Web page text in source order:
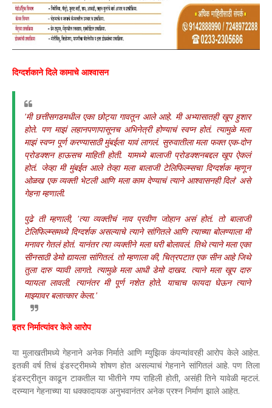
दिग्दर्शकाने दिले कामाचे आश्वासन
'मी छत्तीसगडमधील एका छोट्या गावतून आले आहे. मी अभ्यासातही खूप हुशार
होते. पण माझं लहानपणापासूनच अभिनेत्री होण्याचं स्वप्न होतं. त्यामुळे मला
माझं स्वप्न पूर्ण करण्यासाठी मुंबईला यावं लागलं. सुरुवातीला मला फक्त एक-दोन
प्रोडक्शन हाऊसच माहिती होती. यामध्ये बालाजी प्रोडक्शनबद्दल खूप ऐकलं
होतं. जेव्हा मी मुंबईत आले तेव्हा मला बालाजी टेलिफिल्म्सचा दिग्दर्शक म्हणून
ओळख एक व्यक्ती भेटली आणि मला काम देण्याचं त्याने आश्वासनही दिलं' असे
गेहना म्हणाली.
पुढे ती म्हणाली, 'त्या व्यक्तीचं नाव प्रवीण जोहान असं होतं. तो बालाजी
टेलिफिल्म्समध्ये दिग्दर्शक असल्याचे त्याने सांगितले आणि त्याच्या बोलण्याला मी
मनावर गेतलं होतं. यानंतर त्या व्यक्तीने मला घरी बोलावलं. तिथे त्याने मला एका
सीनसाठी डेमो द्यायला सांगितलं. तो म्हणाला की, चित्रपटात एक सीन आहे जिथे
तुला दारु प्यावी लागते. त्यामुळे मला आधी डेमो दाखव. त्याने मला खूप दारु
प्यायला लावली. त्यानंतर मी पूर्ण नशेत होते. याचाच फायदा घेऊन त्याने
माझ्यावर बलात्कार केला.'
इतर निर्मात्यांवर केले आरोप
या मुलाखतीमध्ये गेहनाने अनेक निर्माते आणि म्युझिक कंपन्यांवरही आरोप केले आहेत.
इतकी वर्ष तिचं इंडस्ट्रीमध्ये शोषण होत असल्याचं गेहनाने सांगितलं आहे. पण तिला
इंडस्ट्रीतून काढून टाकतील या भीतीने गप्प राहिली होती, असंही तिने यावेळी म्हटलं.
दरम्यान गेहनाच्या या धक्कादायक अनुभवानंतर अनेक प्रश्न निर्माण झाले आहेत.